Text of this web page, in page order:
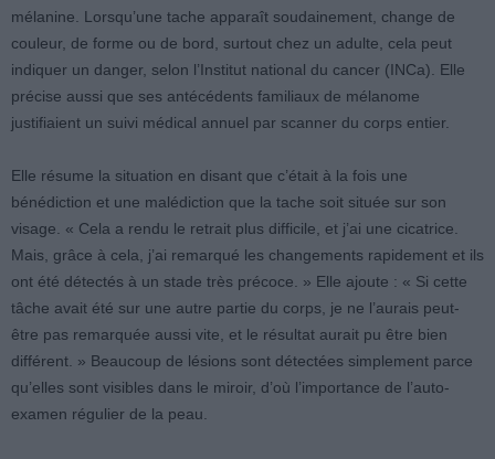
mélanine. Lorsqu’une tache apparaît soudainement, change de
couleur, de forme ou de bord, surtout chez un adulte, cela peut
indiquer un danger, selon l’Institut national du cancer (INCa). Elle
précise aussi que ses antécédents familiaux de mélanome
justifiaient un suivi médical annuel par scanner du corps entier.
Elle résume la situation en disant que c’était à la fois une
bénédiction et une malédiction que la tache soit située sur son
visage. « Cela a rendu le retrait plus difficile, et j’ai une cicatrice.
Mais, grâce à cela, j’ai remarqué les changements rapidement et ils
ont été détectés à un stade très précoce. » Elle ajoute : « Si cette
tâche avait été sur une autre partie du corps, je ne l’aurais peut-
être pas remarquée aussi vite, et le résultat aurait pu être bien
différent. » Beaucoup de lésions sont détectées simplement parce
qu’elles sont visibles dans le miroir, d’où l’importance de l’auto-
examen régulier de la peau.